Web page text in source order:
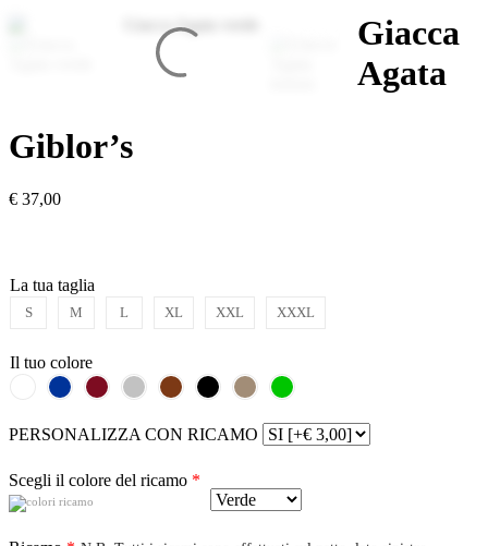
Giacca
Agata
Giblor’s
€ 37,00
La tua taglia
S M L XL XXL XXXL
Il tuo colore
PERSONALIZZA CON RICAMO
Scegli il colore del ricamo *